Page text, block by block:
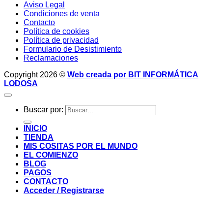
Aviso Legal
Condiciones de venta
Contacto
Política de cookies
Política de privacidad
Formulario de Desistimiento
Reclamaciones
Copyright 2026 © Web creada por BIT INFORMÁTICA
LODOSA
Buscar por:
INICIO
TIENDA
MIS COSITAS POR EL MUNDO
EL COMIENZO
BLOG
PAGOS
CONTACTO
Acceder / Registrarse